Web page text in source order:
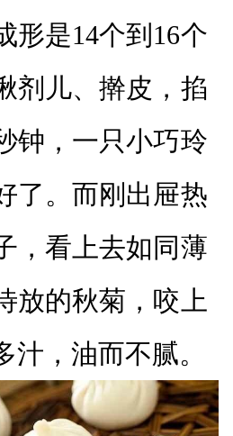
形是14个到16个
剂儿、擀皮，掐
钟，一只小巧玲
了。而刚出屉热
，看上去如同薄
放的秋菊，咬上
汁，油而不腻。